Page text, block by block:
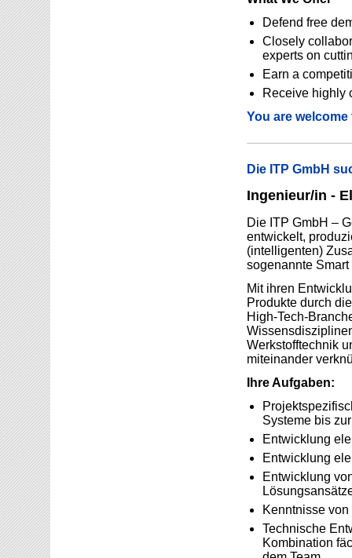
Defend free
Closely
experts on
Earn a
Receive highly
You are
Die ITP GmbH
Ingenieur/in -
Die ITP GmbH –
entwickelt,
(intelligenten)
sogenannte Smart
Mit ihren
Produkte durch
High-Tech-
Werkstofftechnik
miteinander
Ihre Aufgaben:
Systeme bis
Entwicklung
Entwicklung
Entwicklung
Kenntnisse
Technische
Kombination